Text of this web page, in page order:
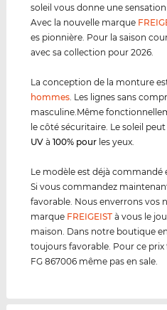
soleil vous donne une
Avec la nouvelle marque
es pionnière. Pour la saison
avec sa collection pour 2026.
La conception de la monture
hommes . Les lignes sans
masculine.Même
le côté sécuritaire. Le soleil
UV à100% pour les yeux.
Le modèle est déjà
Si vous commandez
favorable. Nous enverrons vos
marque FREIGEIST à vous le
maison. Dans notre boutique
toujours favorable. Pour ce
FG 867006 même pas en sale.